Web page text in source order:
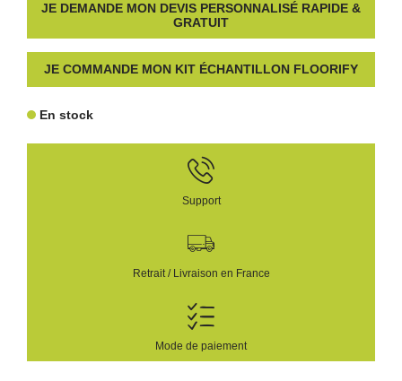
JE DEMANDE MON DEVIS PERSONNALISÉ RAPIDE &
GRATUIT
JE COMMANDE MON KIT ÉCHANTILLON FLOORIFY
En stock
Support
Retrait / Livraison en France
Mode de paiement